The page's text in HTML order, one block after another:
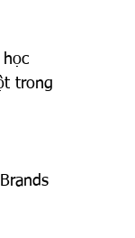
trong